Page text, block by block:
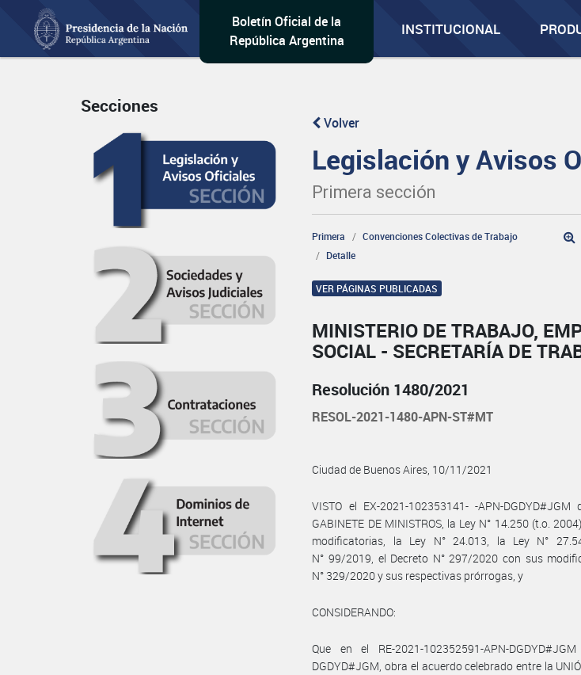
Boletín Oficial de la
República Argentina
INSTITUCIONAL
Secciones
Volver
Legislación y Avisos
Primera sección
Primera
Convenciones Colectivas de Trabajo
Detalle
VER PÁGINAS PUBLICADAS
MINISTERIO DE TRABAJO,
SOCIAL - SECRETARÍA DE
Resolución 1480/2021
RESOL-2021-1480-APN-ST#MT
Ciudad de Buenos Aires, 10/11/2021
VISTO el EX-2021-102353141- -APN-
GABINETE DE MINISTROS, la Ley N° 14.250 (t.o.
modificatorias, la Ley N° 24.013, la Ley N°
N° 99/2019, el Decreto N° 297/2020 con sus
N° 329/2020 y sus respectivas prórrogas, y
CONSIDERANDO:
Que en el RE-2021-102352591-APN-
DGDYD#JGM, obra el acuerdo celebrado entre la